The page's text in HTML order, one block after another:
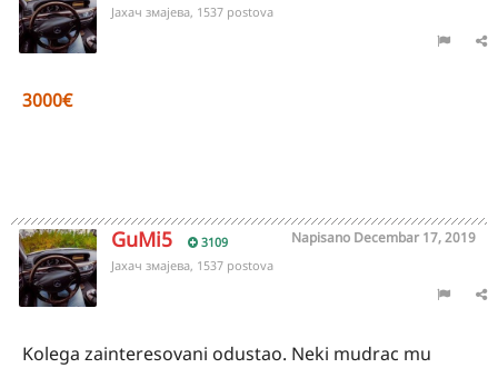
Јахач змајева, 1537 postova
3000€
GuMi5 3109 Napisano Decembar 17, 2019
Јахач змајева, 1537 postova
Kolega zainteresovani odustao. Neki mudrac mu